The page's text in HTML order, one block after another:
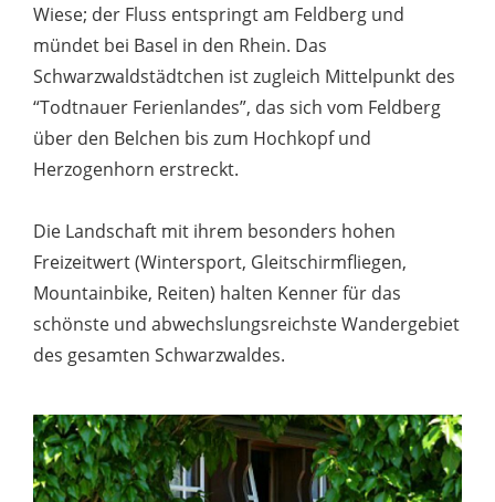
Wiese; der Fluss entspringt am Feldberg und
mündet bei Basel in den Rhein. Das
Schwarzwaldstädtchen ist zugleich Mittelpunkt des
“Todtnauer Ferienlandes”, das sich vom Feldberg
über den Belchen bis zum Hochkopf und
Herzogenhorn erstreckt.
Die Landschaft mit ihrem besonders hohen
Freizeitwert (Wintersport, Gleitschirmfliegen,
Mountainbike, Reiten) halten Kenner für das
schönste und abwechslungsreichste Wandergebiet
des gesamten Schwarzwaldes.